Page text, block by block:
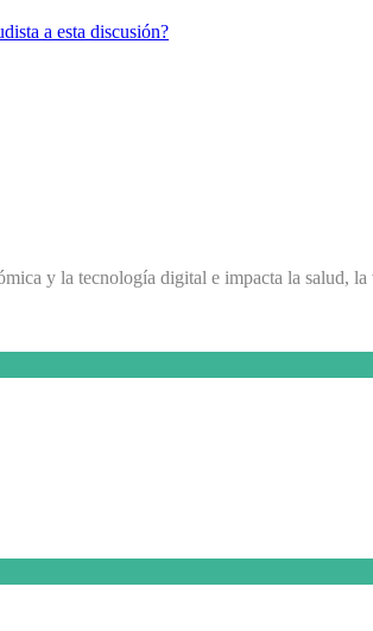
a esta discusión?
y la tecnología digital e impacta la salud,